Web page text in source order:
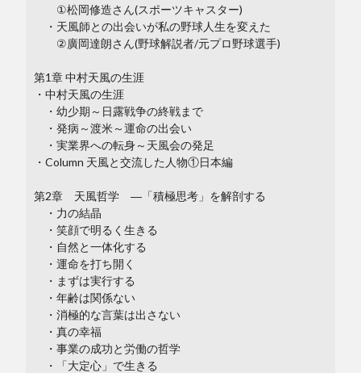
①松岡修造さん(スポーツキャスター)
・天風師との出会いが私の野球人生を変えた
②廣岡達朗さん(野球解説者/元プロ野球選手)
第1章 中村天風の生涯
・中村天風の生涯
・幼少期～日露戦争の終戦まで
・発病～渡米～運命の出会い
・実業界への転身～天風会の発足
・Column 天風と交流した人物①日本編
第2章 天風哲学 ―「積極思考」を解剖する
・力の結晶
・笑顔で明るく生きる
・自然と一体化する
・運命を打ち開く
・まずは実行する
・年齢は関係ない
・消極的な言葉は出さない
・真の幸福
・事業の成功と労働の哲学
・「大定心」で生きる